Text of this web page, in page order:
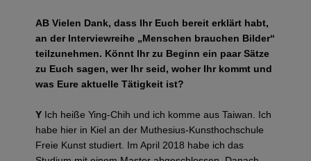
AB Vielen Dank, dass Ihr Euch bereit erklärt habt,
an der Interviewreihe „Menschen brauchen Bilder“
teilzunehmen. Könnt Ihr zu Beginn ein paar Sätze
zu Euch sagen, wer Ihr seid, woher Ihr kommt und
was Eure aktuelle Tätigkeit ist?
Y Ich heiße Ying-Chih und ich komme aus Taiwan. Ich
habe hier in Kiel an der Muthesius-Kunsthochschule
Freie Kunst studiert. Im April 2018 habe ich das